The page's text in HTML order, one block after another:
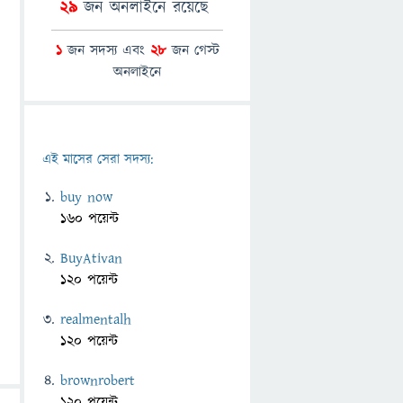
29জন অনলাইনে রয়েছে
1জন সদস্য এবং 28জন গেস্ট
অনলাইনে
এই মাসের সেরা সদস্য:
buy now
160 পয়েন্ট
BuyAtivan
120 পয়েন্ট
realmentalh
120 পয়েন্ট
brownrobert